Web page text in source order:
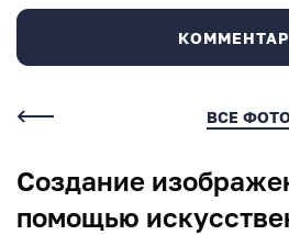
Комментарии ВСЕ
Создание
помощью